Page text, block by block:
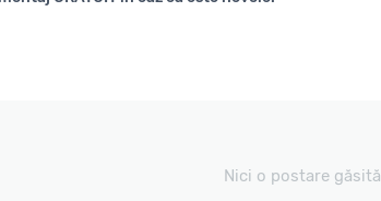
Nici o postare găsită